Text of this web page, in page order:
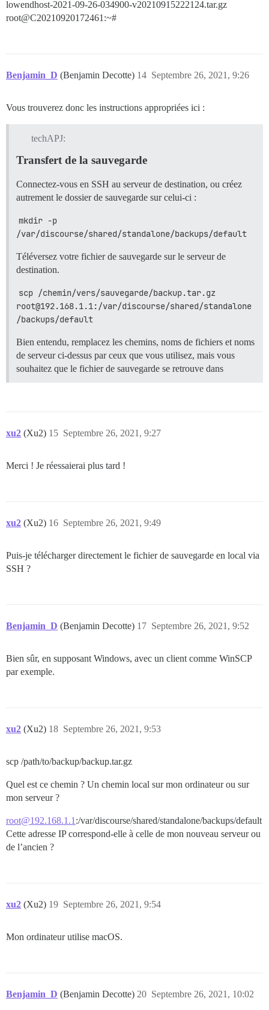
lowendhost-2021-09-26-034900-v20210915222124.tar.gz
root@C20210920172461:~#
Benjamin_D (Benjamin Decotte) Septembre 26, 2021, 9:26
14
Vous trouverez donc les instructions appropriées ici :
techAPJ:
Transfert de la sauvegarde
Connectez-vous en SSH au serveur de destination, ou créez
autrement le dossier de sauvegarde sur celui-ci :
mkdir -p
/var/discourse/shared/standalone/backups/default
Téléversez votre fichier de sauvegarde sur le serveur de
destination.
scp /chemin/vers/sauvegarde/backup.tar.gz
root@192.168.1.1:/var/discourse/shared/standalone
/backups/default
Bien entendu, remplacez les chemins, noms de fichiers et noms
de serveur ci-dessus par ceux que vous utilisez, mais vous
souhaitez que le fichier de sauvegarde se retrouve dans
xu2 (Xu2) Septembre 26, 2021, 9:27
15
Merci ! Je réessaierai plus tard !
xu2 (Xu2) Septembre 26, 2021, 9:49
16
Puis-je télécharger directement le fichier de sauvegarde en local via
SSH ?
Benjamin_D (Benjamin Decotte) Septembre 26, 2021, 9:52
17
Bien sûr, en supposant Windows, avec un client comme WinSCP
par exemple.
xu2 (Xu2) Septembre 26, 2021, 9:53
18
scp /path/to/backup/backup.tar.gz
Quel est ce chemin ? Un chemin local sur mon ordinateur ou sur
mon serveur ?
root@192.168.1.1 :/var/discourse/shared/standalone/backups/default
Cette adresse IP correspond-elle à celle de mon nouveau serveur ou
de l’ancien ?
xu2 (Xu2) Septembre 26, 2021, 9:54
19
Mon ordinateur utilise macOS.
Benjamin_D (Benjamin Decotte) Septembre 26, 2021, 10:02
20